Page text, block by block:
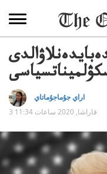
اراي جۇماجۇماتاي
3 قاراشا, 2020 ساعات 11:34